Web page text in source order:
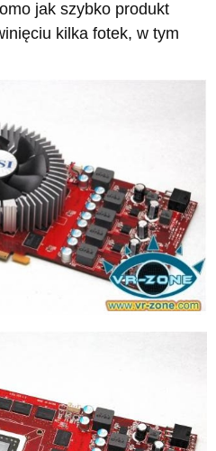
jak szybko produkt
kilka fotek, w tym